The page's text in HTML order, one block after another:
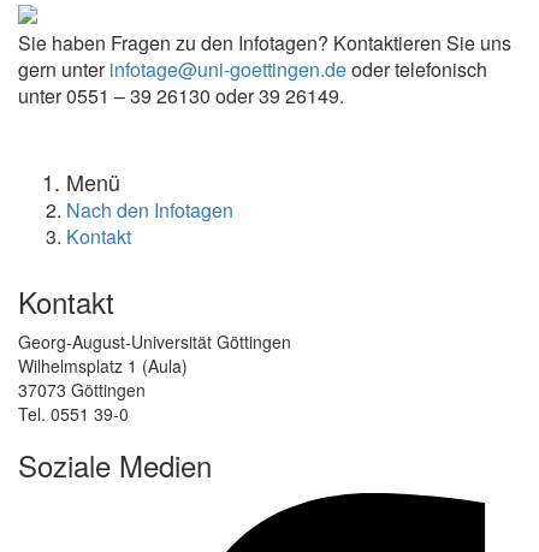
Sie haben Fragen zu den Infotagen? Kontaktieren Sie uns
gern unterinfotage@uni-goettingen.deoder telefonisch
unter 0551 – 39 26130 oder 39 26149.
Menü
Nach den Infotagen
Kontakt
Kontakt
Georg-August-Universität Göttingen
Wilhelmsplatz 1 (Aula)
37073 Göttingen
Tel. 0551 39-0
Soziale Medien